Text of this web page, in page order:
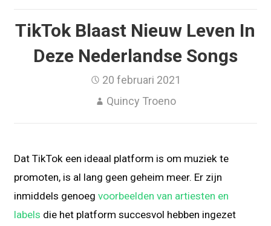
TikTok Blaast Nieuw Leven In
Deze Nederlandse Songs
20 februari 2021
Quincy Troeno
Dat TikTok een ideaal platform is om muziek te
promoten, is al lang geen geheim meer. Er zijn
inmiddels genoegvoorbeelden van artiesten en
labels die het platform succesvol hebben ingezet